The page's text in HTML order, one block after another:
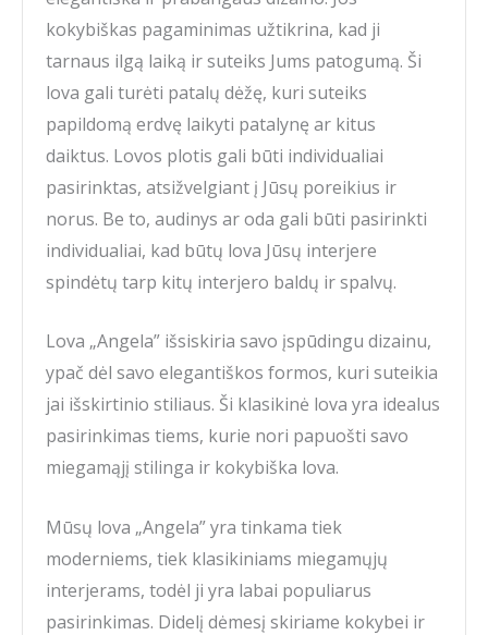
kokybiškas pagaminimas užtikrina, kad ji
tarnaus ilgą laiką ir suteiks Jums patogumą. Ši
lova gali turėti patalų dėžę, kuri suteiks
papildomą erdvę laikyti patalynę ar kitus
daiktus. Lovos plotis gali būti individualiai
pasirinktas, atsižvelgiant į Jūsų poreikius ir
norus. Be to, audinys ar oda gali būti pasirinkti
individualiai, kad būtų lova Jūsų interjere
spindėtų tarp kitų interjero baldų ir spalvų.
Lova „Angela” išsiskiria savo įspūdingu dizainu,
ypač dėl savo elegantiškos formos, kuri suteikia
jai išskirtinio stiliaus. Ši klasikinė lova yra idealus
pasirinkimas tiems, kurie nori papuošti savo
miegamąjį stilinga ir kokybiška lova.
Mūsų lova „Angela” yra tinkama tiek
moderniems, tiek klasikiniams miegamųjų
interjerams, todėl ji yra labai populiarus
pasirinkimas. Didelį dėmesį skiriame kokybei ir